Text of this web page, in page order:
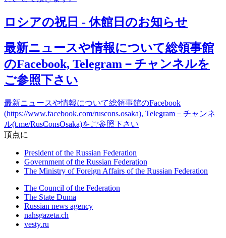
ロシアの祝日 - 休館日のお知らせ
最新ニュースや情報について総領事館
のFacebook, Telegram－チャンネルを
ご参照下さい
最新ニュースや情報について総領事館のFacebook
(https://www.facebook.com/ruscons.osaka), Telegram－チャンネ
ル(t.me/RusConsOsaka)をご参照下さい
頂点に
President of the Russian Federation
Government of the Russian Federation
The Ministry of Foreign Affairs of the Russian Federation
The Council of the Federation
The State Duma
Russian news agency
nahsgazeta.ch
vesty.ru